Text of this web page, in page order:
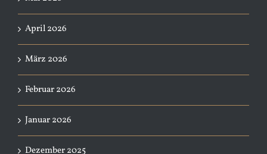
April 2026
März 2026
Februar 2026
Januar 2026
Dezember 2025